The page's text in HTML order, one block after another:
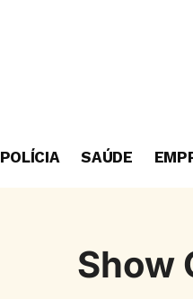
POLÍCIA SAÚDE
Show